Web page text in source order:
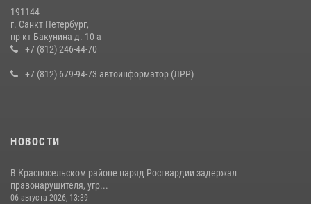
191144
г. Санкт Петербург,
пр-кт Бакунина д. 10 а
+7 (812) 246-44-70
+7 (812) 679-94-73 автоинформатор (ЛРР)
НОВОСТИ
В Красносельском районе наряд Росгвардии задержал
правонарушителя, угр...
06 августа 2026, 13:39